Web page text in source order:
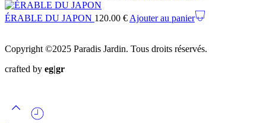
ÉRABLE DU JAPON 120.00 € Ajouter au panier
Copyright ©2025 Paradis Jardin. Tous droits réservés.
crafted by eg|gr